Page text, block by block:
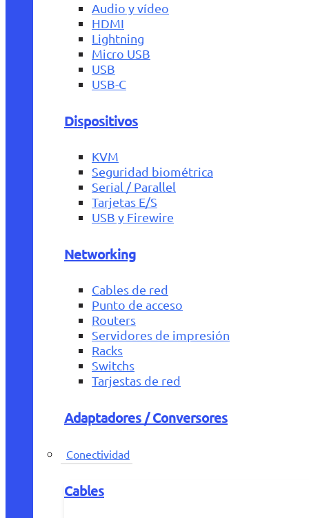
Audio y vídeo
HDMI
Lightning
Micro USB
USB
USB-C
Dispositivos
KVM
Seguridad biométrica
Serial / Parallel
Tarjetas E/S
USB y Firewire
Networking
Cables de red
Punto de acceso
Routers
Servidores de impresión
Racks
Switchs
Tarjestas de red
Adaptadores / Conversores
Conectividad
Cables